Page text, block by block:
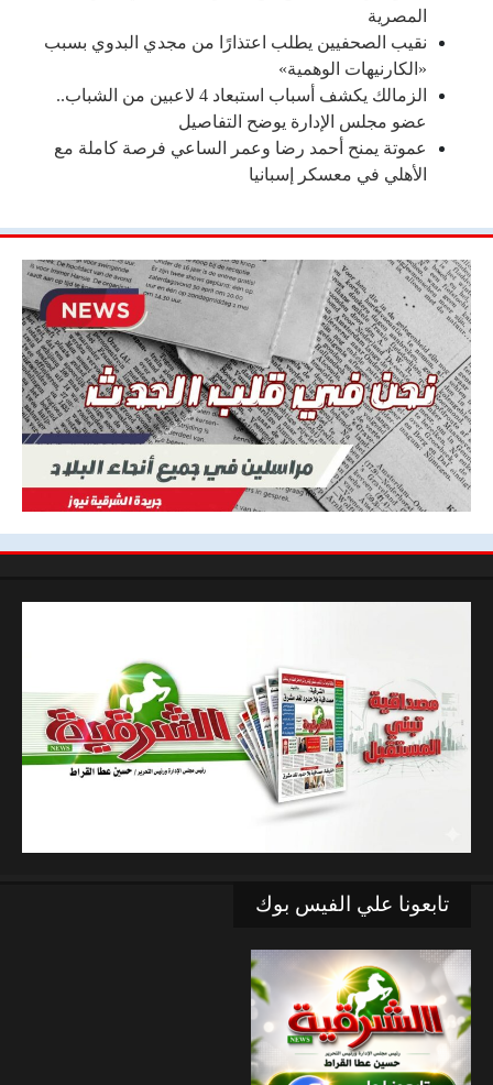
المصرية
نقيب الصحفيين يطلب اعتذارًا من مجدي البدوي بسبب
«الكارنيهات الوهمية»
الزمالك يكشف أسباب استبعاد 4 لاعبين من الشباب..
عضو مجلس الإدارة يوضح التفاصيل
عموتة يمنح أحمد رضا وعمر الساعي فرصة كاملة مع
الأهلي في معسكر إسبانيا
تابعونا علي الفيس بوك